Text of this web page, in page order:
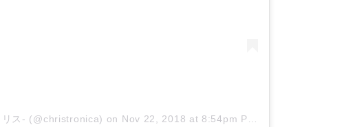
ス- (@christronica) on Nov 22, 2018 at 8:54pm PST